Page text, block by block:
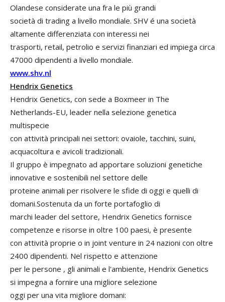
Olandese considerate una fra le più grandi
società di trading a livello mondiale. SHV é una società
altamente differenziata con interessi nei
trasporti, retail, petrolio e servizi finanziari ed impiega circa
47000 dipendenti a livello mondiale.
www.shv.nl
Hendrix Genetics
Hendrix Genetics, con sede a Boxmeer in The
Netherlands-EU, leader nella selezione genetica
multispecie
con attività principali nei settori: ovaiole, tacchini, suini,
acquacoltura e avicoli tradizionali.
Il gruppo è impegnato ad apportare soluzioni genetiche
innovative e sostenibili nel settore delle
proteine animali per risolvere le sfide di oggi e quelli di
domani.Sostenuta da un forte portafoglio di
marchi leader del settore, Hendrix Genetics fornisce
competenze e risorse in oltre 100 paesi, è presente
con attività proprie o in joint venture in 24 nazioni con oltre
2400 dipendenti. Nel rispetto e attenzione
per le persone , gli animali e l'ambiente, Hendrix Genetics
si impegna a fornire una migliore selezione
oggi per una vita migliore domani: